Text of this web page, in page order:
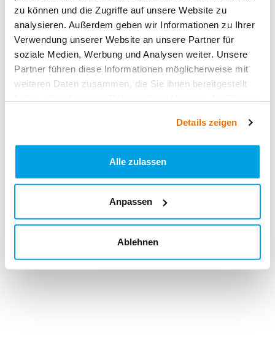
zu können und die Zugriffe auf unsere Website zu
analysieren. Außerdem geben wir Informationen zu Ihrer
Verwendung unserer Website an unsere Partner für
soziale Medien, Werbung und Analysen weiter. Unsere
Partner führen diese Informationen möglicherweise mit
weiteren Daten zusammen, die Sie ihnen bereitgestellt
Details zeigen
Alle zulassen
Anpassen
Ablehnen